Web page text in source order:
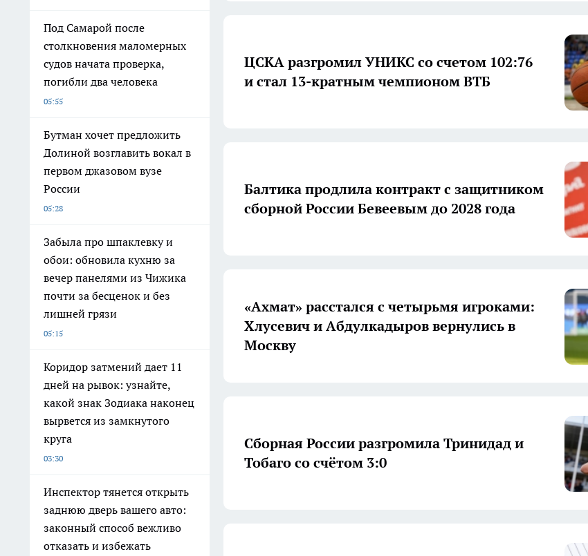
Под Самарой после
столкновения маломерных
судов начата проверка,
погибли два человека
05:55
Бутман хочет предложить
Долиной возглавить вокал в
первом джазовом вузе
России
05:28
Забыла про шпаклевку и
обои: обновила кухню за
вечер панелями из Чижика
почти за бесценок и без
лишней грязи
05:15
Коридор затмений дает 11
дней на рывок: узнайте,
какой знак Зодиака наконец
вырвется из замкнутого
круга
03:30
Инспектор тянется открыть
заднюю дверь вашего авто:
законный способ вежливо
отказать и избежать
ЦСКА разгромил УНИКС со счетом 102:76
и стал 13-кратным чемпионом ВТБ
Балтика продлила контракт с защитником
сборной России Бевеевым до 2028 года
«Ахмат» расстался с четырьмя игроками:
Хлусевич и Абдулкадыров вернулись в
Москву
Сборная России разгромила Тринидад и
Тобаго со счётом 3:0